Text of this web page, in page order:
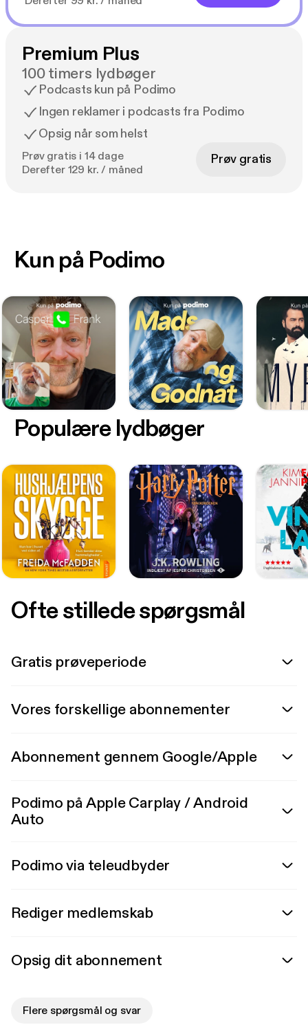
Premium Plus
100 timers lydbøger
Podcasts kun på Podimo
Ingen reklamer i podcasts fra Podimo
Opsig når som helst
Prøv gratis i 14 dage
Derefter 129 kr. / måned
Prøv gratis
Kun på Podimo
Populære lydbøger
Ofte stillede spørgsmål
Gratis prøveperiode
Vores forskellige abonnementer
Abonnement gennem Google/Apple
Podimo på Apple Carplay / Android
Auto
Podimo via teleudbyder
Rediger medlemskab
Opsig dit abonnement
Flere spørgsmål og svar